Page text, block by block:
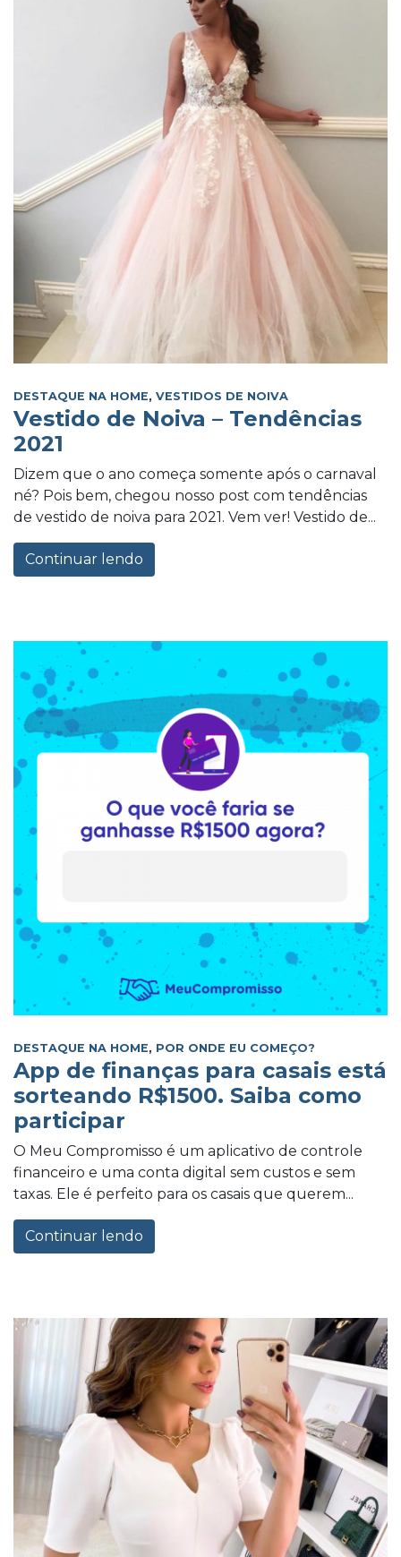
DESTAQUE NA HOME, VESTIDOS DE NOIVA
Vestido de Noiva – Tendências
2021
Dizem que o ano começa somente após o carnaval
né? Pois bem, chegou nosso post com tendências
de vestido de noiva para 2021. Vem ver! Vestido de...
Continuar lendo
DESTAQUE NA HOME, POR ONDE EU COMEÇO?
App de finanças para casais está
sorteando R$1500. Saiba como
participar
O Meu Compromisso é um aplicativo de controle
financeiro e uma conta digital sem custos e sem
taxas. Ele é perfeito para os casais que querem...
Continuar lendo